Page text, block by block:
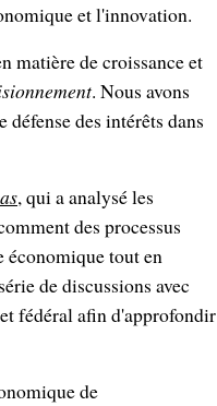
et l'innovation.
matière de croissance et
. Nous avons
des intérêts dans
, qui a analysé les
des processus
économique tout en
de discussions avec
fédéral afin d'approfondir
de